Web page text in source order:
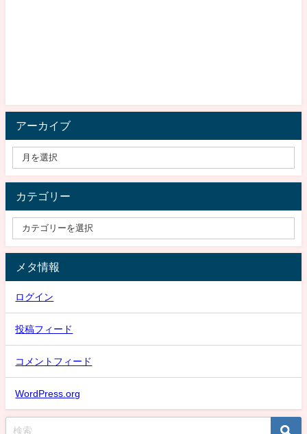
アーカイブ
カテゴリー
メタ情報
ログイン
投稿フィード
コメントフィード
WordPress.org